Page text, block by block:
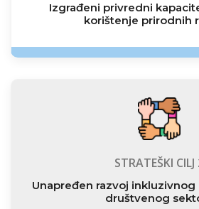
Izgrađeni privredni
korištenje prirodnih
STRATEŠKI CILJ
Unapređen razvoj
društvenog